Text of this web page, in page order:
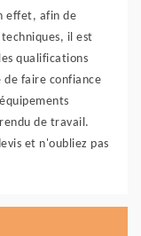
effet, afin de
il est
qualifications
de faire confiance
de travail.
et n'oubliez pas